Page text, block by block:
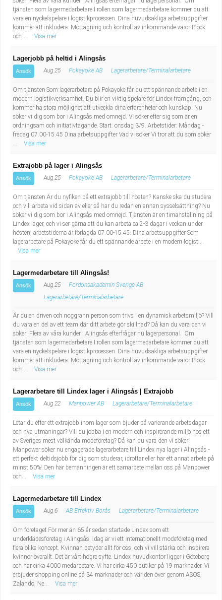
tjänsten som lagermedarbetare I rollen som lagermedarbetare kommer du att
vara en nyckelspelare i logistikprocessen. Dina huvudsakliga arbetsuppgifter
kommer att inkludera: Mottagning och kontroll av inkommande varor Plock
och ...
Visa mer
Lagerjobb på heltid i Alingsås
Ansök Aug 25 Pokayoke AB Lagerarbetare/Terminalarbetare
Om tjänsten Som lagerarbetare på Pokayoke får du ett spännande arbete i en
modern logistikverksamhet. Du blir en viktig spelare för Lindex framgång, och
kommer ha stora möjlighet att utveckla dina erfarenheter och kunskap. Nu
söker vi dig som bor i Alingsås med omnejd. Vi söker efter sig som är en
ordningsam och initiativtagande. Start: onsdag 3/9. Arbetstider: Måndag -
fredag 07.00-15.45 Dina arbetsuppgifter Vad vi söker Vi tror att du som söker
...
Visa mer
Extrajobb på lager i Alingsås
Ansök Aug 25 Pokayoke AB Lagerarbetare/Terminalarbetare
Om tjänsten Är du nyfiken på ett extrajobb till hösten? Kanske ska du studera
och vill arbeta vid sidan av eller så har du redan en annan sysselsättning? Nu
söker vi dig som bor i Alingsås med omnejd. Tjänsten är en timanställning på
Lindex lager, och vi ser gärna att du kan arbeta ca 2-3 dagar i veckan under
hösten, arbetstiderna är förlagda 07.00-15.45. Dina arbetsuppgifter Som
lagerarbetare på Pokayoke får du ett spännande arbete i en modern logisti...
Visa mer
Lagermedarbetare till Alingsås!
Ansök Aug 25
Fordonsakademin Sverige AB
Lagerarbetare/Terminalarbetare
Är du en driven och noggrann person som trivs i en dynamisk arbetsmiljö? Vill
du vara en del av ett team där ditt arbete gör skillnad? Då kan du vara den vi
söker! Flera av våra kunder i Alingsås efterfrågar nu lagerpersonal. Om
tjänsten som lagermedarbetare I rollen som lagermedarbetare kommer du att
vara en nyckelspelare i logistikprocessen. Dina huvudsakliga arbetsuppgifter
kommer att inkludera: Mottagning och kontroll av inkommande varor Plock
och ...
Visa mer
Lagerarbetare till Lindex lager i Alingsås | Extrajobb
Ansök Aug 22 Manpower AB Lagerarbetare/Terminalarbetare
Letar du efter ett extrajobb inom lager som bjuder på varierande arbetsdagar
och nya utmaningar? Vill du jobba i en modern och inspirerande miljö hos ett
av Sveriges mest välkända modeföretag? Då kan du vara den vi söker!
Manpower söker nu engagerade lagerarbetare till Lindex nya lager i Alingsås -
ett perfekt deltidsjobb för dig som studerar, idrottar eller har ett annat arbete på
minst 50%! Den här bemanningen är ett samarbete mellan oss på Manpower
och...
Visa mer
Lagermedarbetare till Lindex
Ansök Aug 6 AB Effektiv Borås Lagerarbetare/Terminalarbetare
Om företaget För mer än 65 år sedan startade Lindex som ett
underklädesföretag i Alingsås. Idag är vi ett internationellt modeföretag med
flera olika koncept. Kvinnan betyder allt för oss, och vi vill stärka och inspirera
kvinnor överallt. Det är vårt högre syfte. Lindex huvudkontor ligger i Göteborg
och har cirka 4000 medarbetare. Vi har cirka 450 butiker på 19 marknader. Vi
erbjuder shopping online på 34 marknader och världen över genom ASOS,
Zalando, Ne...
Visa mer